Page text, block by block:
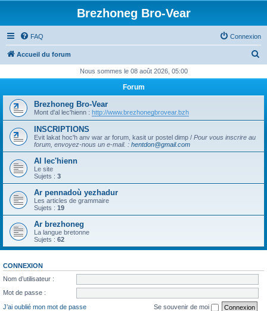
Brezhoneg Bro-Vear
FAQ Connexion
Accueil du forum
h
h
r
Nous sommes le 08 août 2026, 05:00
Forum
Brezhoneg Bro-Vear
Mont d'al lec'hienn : http://www.brezhonegbrovear.bzh
INSCRIPTIONS
Evit lakat hoc'h anv war ar forum, kasit ur postel dimp / Pour vous inscrire au
forum, envoyez-nous un e-mail. : hentdon@gmail.com
Al lec'hienn
Le site
Sujets : 3
Ar pennadoù yezhadur
Les articles de grammaire
Sujets : 19
Ar brezhoneg
La langue bretonne
Sujets : 62
CONNEXION
Nom d’utilisateur :
Mot de passe :
J’ai oublié mon mot de passe
Se souvenir de moi